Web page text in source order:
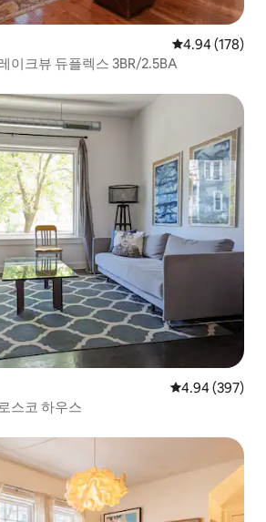
평점 4.94점(5
4.94 (178)
이크뷰 듀플렉스 3BR/2.5BA
평점 4.94점(5
4.94 (397)
스코 하우스